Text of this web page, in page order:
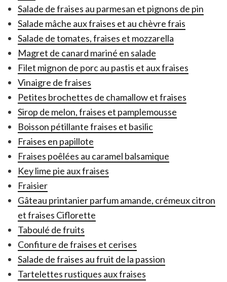
Salade de fraises au parmesan et pignons de pin
Salade mâche aux fraises et au chèvre frais
Salade de tomates, fraises et mozzarella
Magret de canard mariné en salade
Filet mignon de porc au pastis et aux fraises
Vinaigre de fraises
Petites brochettes de chamallow et fraises
Sirop de melon, fraises et pamplemousse
Boisson pétillante fraises et basilic
Fraises en papillote
Fraises poêlées au caramel balsamique
Key lime pie aux fraises
Fraisier
Gâteau printanier parfum amande, crémeux citron
et fraises Ciflorette
Taboulé de fruits
Confiture de fraises et cerises
Salade de fraises au fruit de la passion
Tartelettes rustiques aux fraises